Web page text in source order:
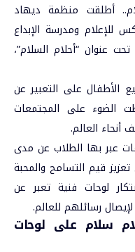
أطلقت منظمة ديهاد
للإعلام ومدرسة الإبداع
عنوان “أحلام السلام”،
الأطفال على التعبير عن
الضوء على المجتمعات
أنحاء العالم.
عبر بها الطلاب عن مدى
قيم التسامح والمحبة
لوحات فنية تعبر عن
رسائلهم للعالم.
سلام على لوحات